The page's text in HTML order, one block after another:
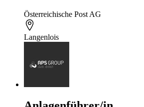
Österreichische Post AG
Langenlois